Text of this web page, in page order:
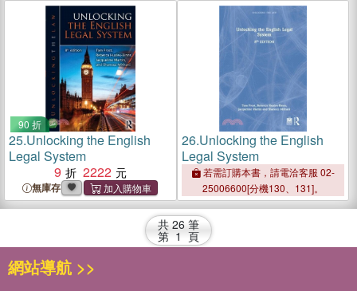
90 折
25.Unlocking the English
Legal System
9
2222
無庫存
26.Unlocking the English
Legal System
若需訂購本書，請電洽客服 02-
25006600[分機130、131]。
共 26 筆
第 1 頁
網站導航 >>